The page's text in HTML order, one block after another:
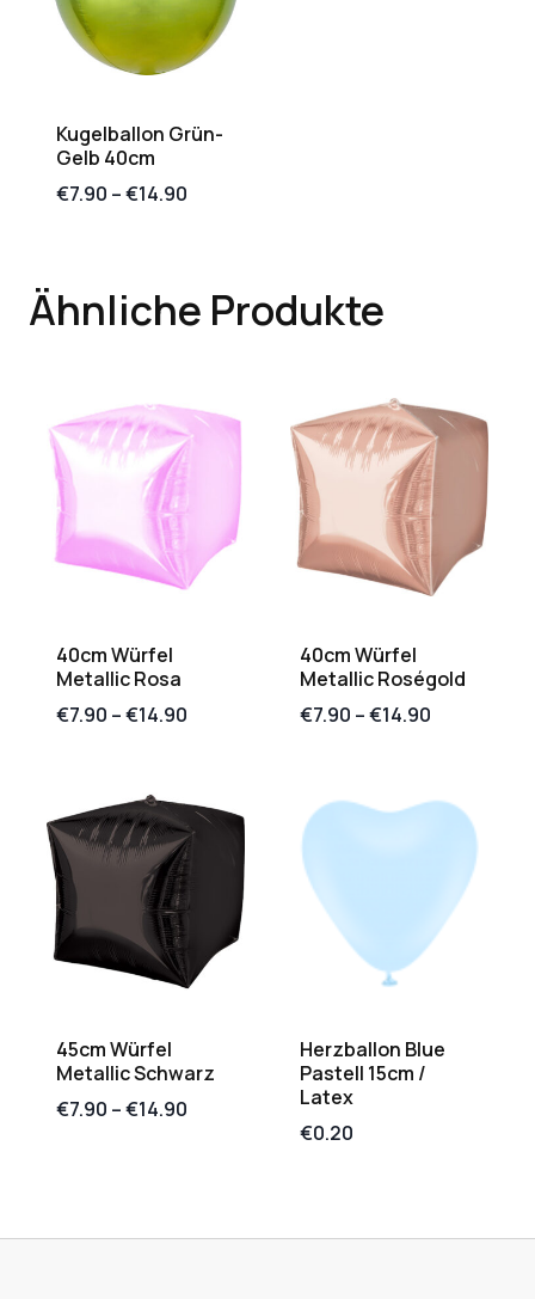
Kugelballon Grün-
Gelb 40cm
€7.90 –€14.90
Ähnliche Produkte
40cm Würfel
Metallic Rosa
€7.90 –€14.90
40cm Würfel
Metallic Roségold
€7.90 –€14.90
45cm Würfel
Metallic Schwarz
€7.90 –€14.90
Herzballon Blue
Pastell 15cm /
Latex
€0.20